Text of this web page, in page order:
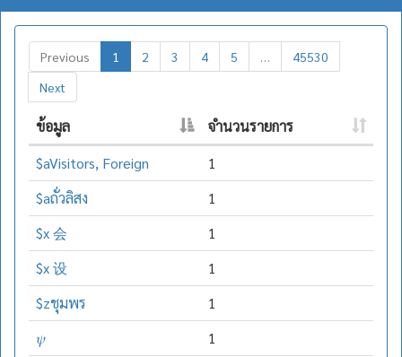
Previous 1 2 3 4 5 …
45530
Next
ข้อมูล
จำนวนรายการ
$aVisitors, Foreign
1
$aถั่วลิสง
1
$x 会
1
$x 设
1
$zชุมพร
1
𝜓
1